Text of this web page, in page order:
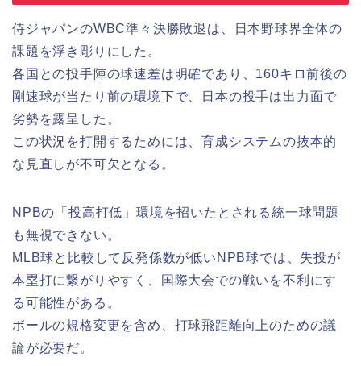
侍ジャパンのWBC準々決勝敗退は、日本野球界全体の
課題を浮き彫りにした。
各国との投手陣の球速差は明確であり、160キロ前後の
剛速球が当たり前の環境下で、日本の投手は出力面で
劣勢を露呈した。
この状況を打開するためには、育成システムの抜本的
な見直しが不可欠となる。
NPBの「投高打低」環境を招いたとされる統一球問題
も無視できない。
MLB球と比較して反発係数が低いNPB球では、失投が
本塁打に繋がりやすく、国際大会での戦いを不利にす
る可能性がある。
ボールの規格変更を含め、打球飛距離向上のための議
論が必要だ。